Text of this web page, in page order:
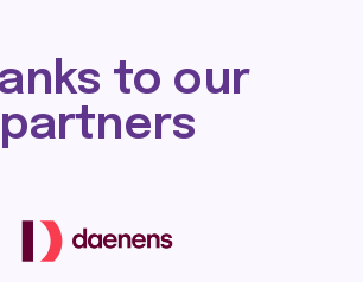
to our
partners